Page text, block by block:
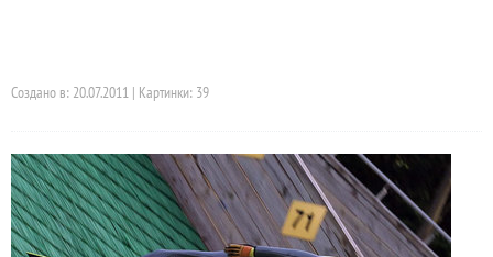
Создано в: 20.07.2011 | Картинки: 39